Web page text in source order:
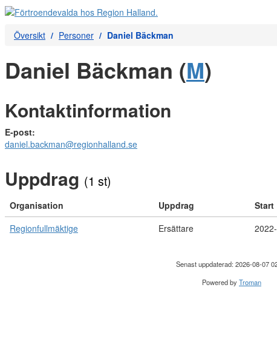
Översikt Personer Daniel Bäckman
Daniel Bäckman (M)
Kontaktinformation
E-post:
daniel.backman@regionhalland.se
Uppdrag (1 st)
Organisation Uppdrag Start
Regionfullmäktige
Ersättare
Senast uppdaterad: 2026-08-07
Powered byTroman